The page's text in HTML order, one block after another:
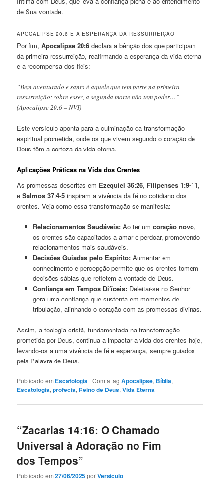
de Sua vontade.
APOCALIPSE 20:6 E A ESPERANÇA DA RESSURREIÇÃO
Por fim,Apocalipse 20:6 declara a bênção dos que participam
da primeira ressurreição, reafirmando a esperança da vida eterna
e a recompensa dos fiéis:
“Bem-aventurado e santo é aquele que tem parte na primeira
ressurreição; sobre esses, a segunda morte não tem poder…”
(Apocalipse 20:6 – NVI)
Este versículo aponta para a culminação da transformação
espiritual prometida, onde os que vivem segundo o coração de
Deus têm a certeza da vida eterna.
Aplicações Práticas na Vida dos Crentes
As promessas descritas em Ezequiel 36:26, Filipenses 1:9-11,
eSalmos 37:4-5 inspiram a vivência da fé no cotidiano dos
crentes. Veja como essa transformação se manifesta:
Relacionamentos Saudáveis:Ao ter um coração novo,
os crentes são capacitados a amar e perdoar, promovendo
relacionamentos mais saudáveis.
Decisões Guiadas pelo Espírito:Aumentar em
conhecimento e percepção permite que os crentes tomem
decisões sábias que refletem a vontade de Deus.
Confiança em Tempos Difíceis:Deleitar-se no Senhor
gera uma confiança que sustenta em momentos de
tribulação, alinhando o coração com as promessas divinas.
Assim, a teologia cristã, fundamentada na transformação
prometida por Deus, continua a impactar a vida dos crentes hoje,
levando-os a uma vivência de fé e esperança, sempre guiados
pela Palavra de Deus.
Publicado em Escatologia |Com a tagApocalipse, Bíblia,
Escatologia,profecia, Reino de Deus,Vida Eterna
“Zacarias 14:16: O Chamado
Universal à Adoração no Fim
dos Tempos”
Publicado em27/06/2025porVersiculo